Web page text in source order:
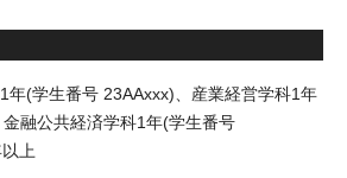
年(学生番号 23AAxxx)、産業経営学科1年
融公共経済学科1年(学生番号
上